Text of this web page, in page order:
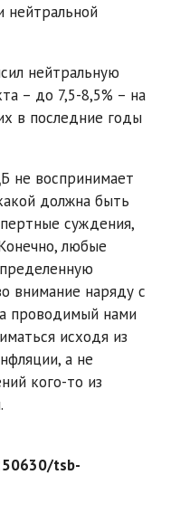
нейтральной
нейтральную
– до 7,5-8,5% – на
в последние годы
не воспринимает
должна быть
суждения,
любые
внимание наряду с
проводимый нами
исходя из
а не
кого-то из
tsb-